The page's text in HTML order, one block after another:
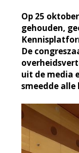
Op 25
gehouden,
De
uit de media
smeedde alle